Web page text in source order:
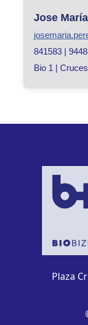
Jose
841583 |
Bio 1 |
Plaza